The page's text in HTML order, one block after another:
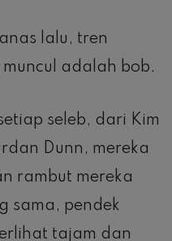
lalu, tren
adalah bob.
seleb, dari Kim
Dunn, mereka
rambut mereka
sama, pendek
tajam dan